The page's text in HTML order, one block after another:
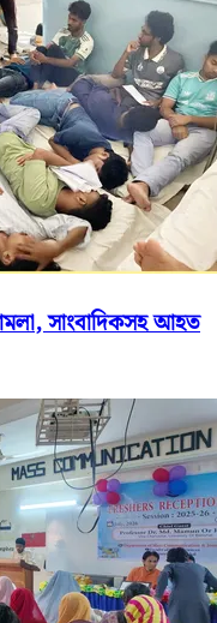
হামলা, সাংবাদিকসহ আহত